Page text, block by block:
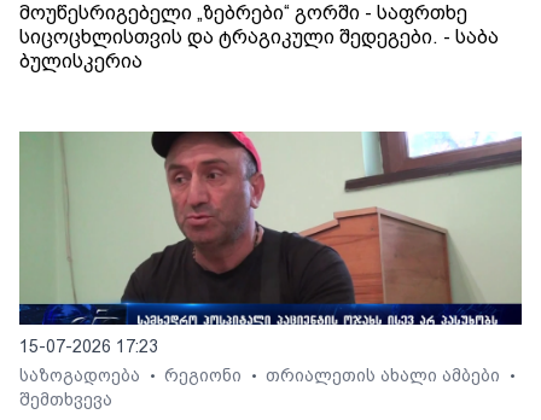
მოუწესრიგებელი „ზებრები“ გორში - საფრთხე
სიცოცხლისთვის და ტრაგიკული შედეგები. - საბა
ბულისკერია
15-07-2026 17:23
საზოგადოება
• რეგიონი • თრიალეთის ახალი ამბები •
შემთხვევა